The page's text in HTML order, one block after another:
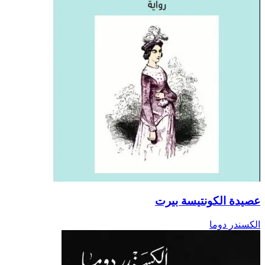
عصيدة الكونتيسة بيرت
الكسندر دوما